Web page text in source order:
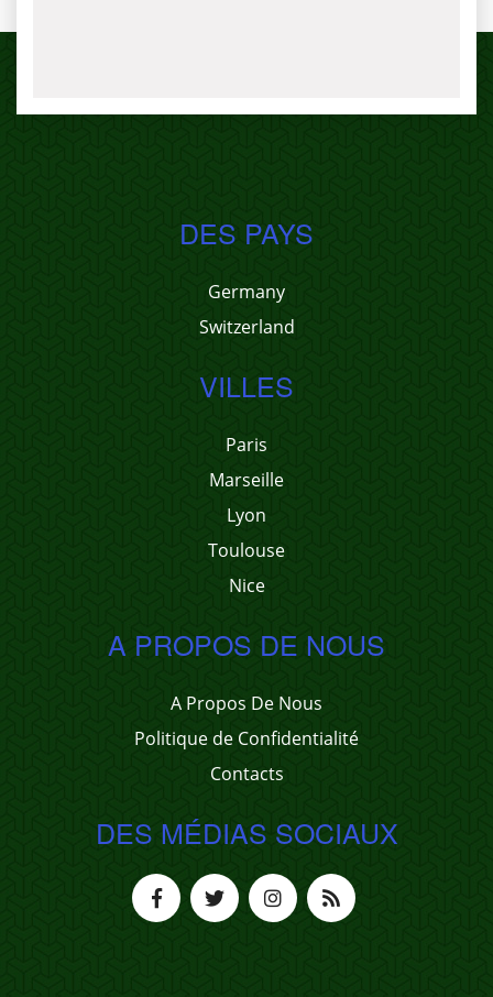
DES PAYS
Germany
Switzerland
VILLES
Paris
Marseille
Lyon
Toulouse
Nice
A PROPOS DE NOUS
A Propos De Nous
Politique de Confidentialité
Contacts
DES MÉDIAS SOCIAUX